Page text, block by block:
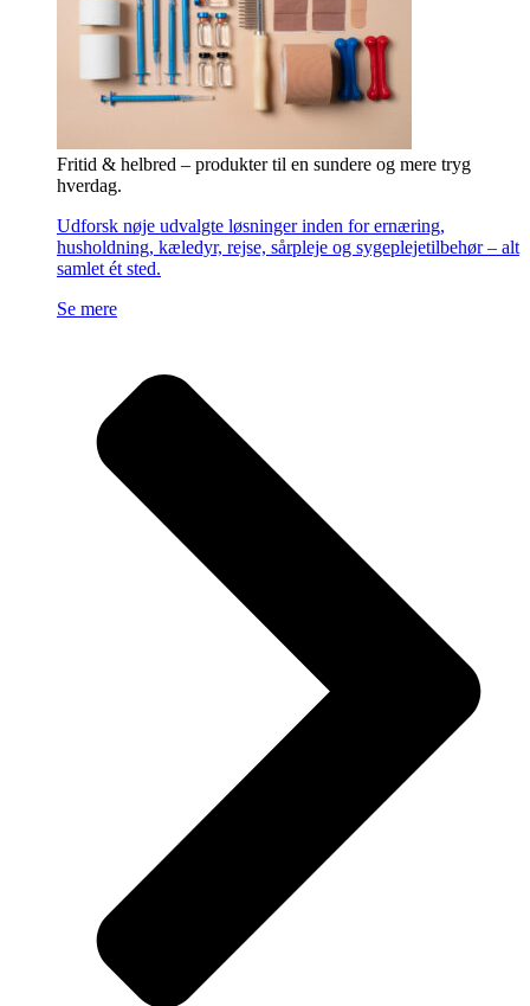
Fritid & helbred – produkter til en sundere og mere tryg
hverdag.
Udforsk nøje udvalgte løsninger inden for ernæring,
husholdning, kæledyr, rejse, sårpleje og sygeplejetilbehør – alt
samlet ét sted.
Se mere